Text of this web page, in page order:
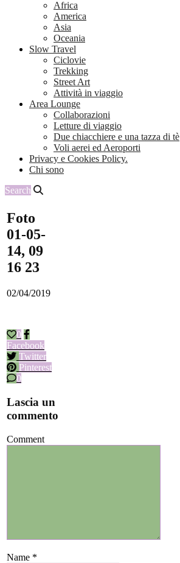
Africa
America
Asia
Oceania
Slow Travel
Ciclovie
Trekking
Street Art
Attività in viaggio
Area Lounge
Collaborazioni
Letture di viaggio
Due chiacchiere e una tazza di tè
Voli aerei ed Aeroporti
Privacy e Cookies Policy.
Chi sono
Search
Foto
01-05-
14, 09
16 23
02/04/2019
0
Facebook
Twitter
Pinterest
0
Lascia un
commento
Comment
Name *